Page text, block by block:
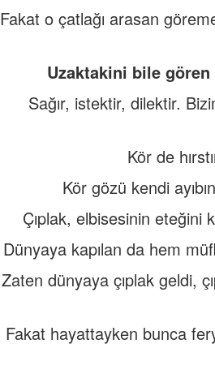
Fakat o çatlağı arasan
Uzaktakini bile gören
Sağır, istektir, dilektir.
Kör de
Kör gözü kendi
Çıplak, elbisesinin eteğini
Dünyaya kapılan da hem
Zaten dünyaya çıplak geldi,
Fakat hayattayken bunca